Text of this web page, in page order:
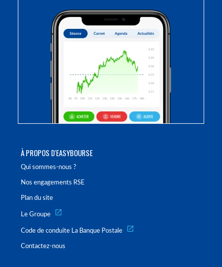
À PROPOS D'EASYBOURSE
Qui sommes-nous ?
Nos engagements RSE
Plan du site
Le Groupe
Code de conduite La Banque Postale
Contactez-nous